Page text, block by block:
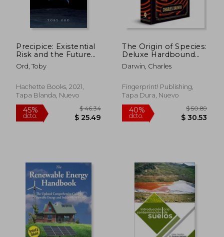
45%
dcto.
$ 45.85
$ 25.22
45%
dcto.
Precipice: Existential
Risk and the Future
of Humanity (en
Inglés)
Ord, Toby
Hachette Books, 2021,
Tapa Blanda, Nuevo
The Origin of Species:
Deluxe Hardbound
Edition (en Inglés)
Darwin, Charles
Fingerprint! Publishing,
Tapa Dura, Nuevo